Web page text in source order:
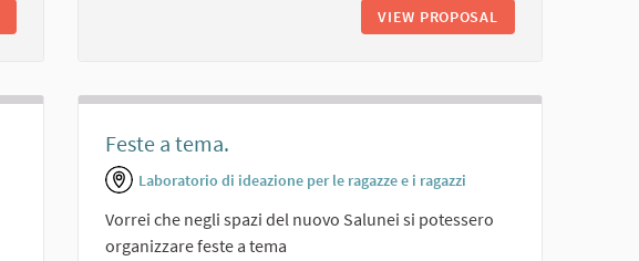
VIEW PROPOSAL
Feste a tema.
Laboratorio di ideazione per le ragazze e i ragazzi
Vorrei che negli spazi del nuovo Salunei si potessero
organizzare feste a tema